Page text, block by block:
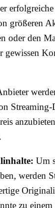
größeren
oder den
gewissen
Streaming-
Um
werden
zu einem